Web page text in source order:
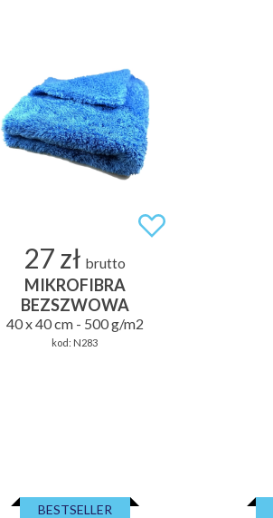
27 zł brutto
MIKROFIBRA
BEZSZWOWA
40 x 40 cm - 500 g/m2
kod: N283
BESTSELLER